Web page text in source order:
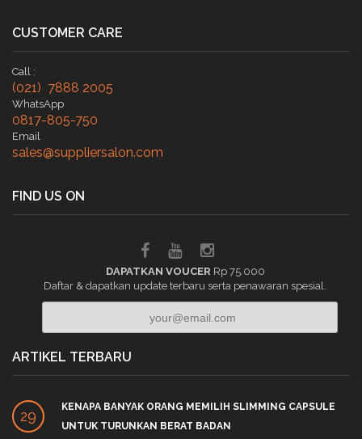
CUSTOMER CARE
Call :
(021) 7888 2005
WhatsApp
0817-805-750
Email
sales@suppliersalon.com
FIND US ON
DAPATKAN VOUCER Rp 75.000
Daftar & dapatkan update terbaru serta penawaran spesial.
ARTIKEL TERBARU
29
KENAPA BANYAK ORANG MEMILIH SLIMMING CAPSULE
UNTUK TURUNKAN BERAT BADAN